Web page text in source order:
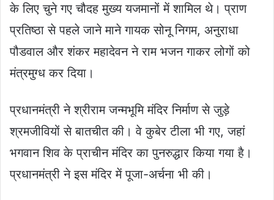
के लिए चुने गए चौदह मुख्‍य यजमानों में शामिल थे। प्राण
प्रतिष्ठा से पहले जाने माने गायक सोनू निगम, अनुराधा
पौडवाल और शंकर महादेवन ने राम भजन गाकर लोगों को
मंत्रमुग्ध कर दिया।
प्रधानमंत्री ने श्रीराम जन्‍मभूमि मंदिर निर्माण से जुड़े
श्रमजीवियों से बातचीत की। वे कुबेर टीला भी गए, जहां
भगवान शिव के प्राचीन मंदिर का पुनरुद्धार किया गया है।
प्रधानमंत्री ने इस मंदिर में पूजा-अर्चना भी की।